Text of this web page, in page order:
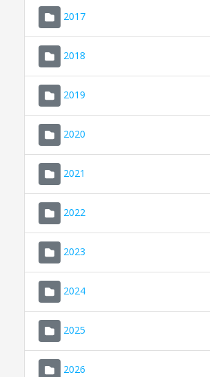
2017
2018
2019
2020
2021
2022
2023
2024
2025
2026